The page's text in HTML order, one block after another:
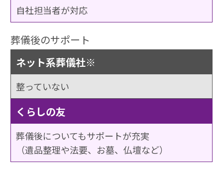
自社担当者が対応
葬儀後のサポート
ネット系葬儀社※
整っていない
くらしの友
葬儀後についてもサポートが充実
（遺品整理や法要、お墓、仏壇など）